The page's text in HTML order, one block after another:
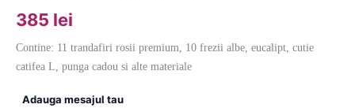
385 lei
Contine: 11 trandafiri rosii premium, 10 frezii albe, eucalipt, cutie
catifea L, punga cadou si alte materiale
Adauga mesajul tau